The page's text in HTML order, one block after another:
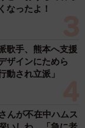
なったよ！
歌手、熊本へ支援
ザインにためら
され立派」
んが不在中ハムス